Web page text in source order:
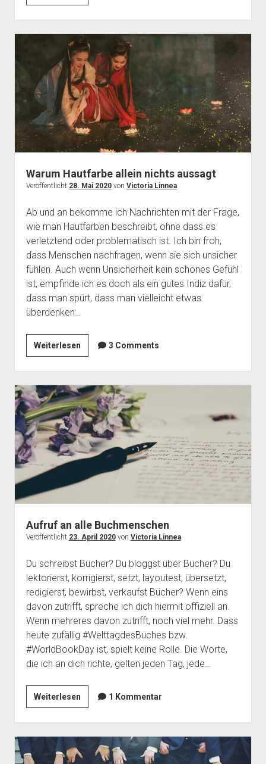
Guide:
Nahrungsmittelvergleiche
Warum Hautfarbe allein nichts aussagt
Veröffentlicht 28. Mai 2020von Victoria Linnea.
Ab und an bekomme ich Nachrichten mit der Frage,
wie man Hautfarben beschreibt, ohne dass es
verletztend oder problematisch ist. Ich bin froh,
dass Menschen nachfragen, wenn sie sich unsicher
fühlen. Auch wenn Unsicherheit kein schönes Gefühl
ist, empfinde ich es doch als ein gutes Indiz dafür,
dass man spürt, dass man vielleicht etwas
überdenken…
WeiterlesenWarum
Hautfarbe
allein
nichts
aussagt
3 Comments
Aufruf an alle Buchmenschen
Veröffentlicht 23. April 2020von Victoria Linnea.
Du schreibst Bücher? Du bloggst über Bücher? Du
lektorierst, korrigierst, setzt, layoutest, übersetzt,
redigierst, bewirbst, verkaufst Bücher? Wenn eins
davon zutrifft, spreche ich dich hiermit offiziell an.
Wenn mehreres davon zutrifft, noch viel mehr. Dass
heute zufällig #WelttagdesBuches bzw.
#WorldBookDay ist, spielt keine Rolle. Die Worte,
die ich an dich richte, gelten jeden Tag, jede…
WeiterlesenAufruf
an
alle
Buchmenschen
1 Kommentar